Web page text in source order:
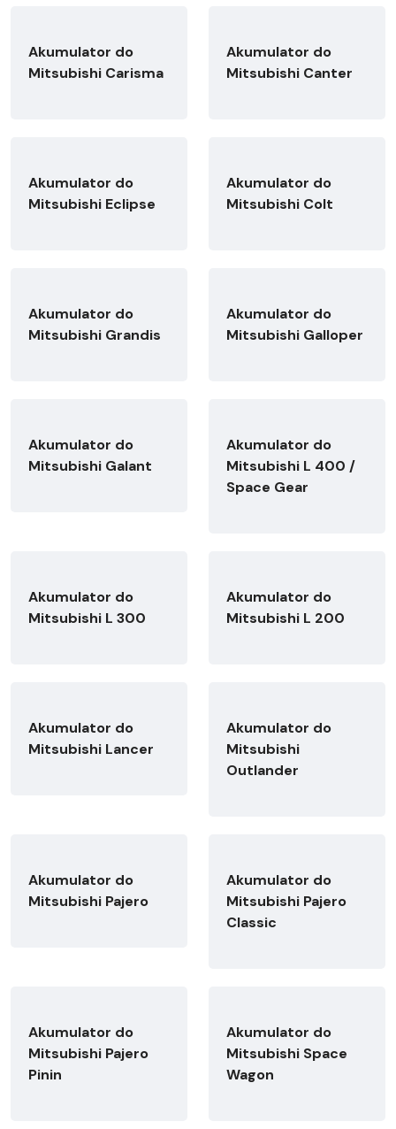
Akumulator do
Mitsubishi Carisma
Akumulator do
Mitsubishi Canter
Akumulator do
Mitsubishi Eclipse
Akumulator do
Mitsubishi Colt
Akumulator do
Mitsubishi Grandis
Akumulator do
Mitsubishi Galloper
Akumulator do
Mitsubishi Galant
Akumulator do
Mitsubishi L 400 /
Space Gear
Akumulator do
Mitsubishi L 300
Akumulator do
Mitsubishi L 200
Akumulator do
Mitsubishi Lancer
Akumulator do
Mitsubishi
Outlander
Akumulator do
Mitsubishi Pajero
Akumulator do
Mitsubishi Pajero
Classic
Akumulator do
Mitsubishi Pajero
Pinin
Akumulator do
Mitsubishi Space
Wagon